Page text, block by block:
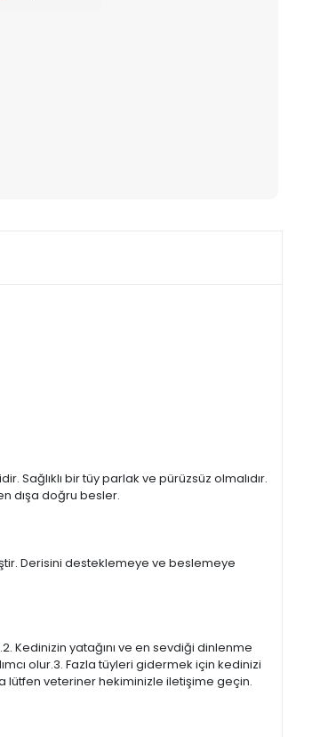
Sağlıklı bir tüy parlak ve pürüzsüz olmalıdır.
dışa doğru besler.
Derisini desteklemeye ve beslemeye
Kedinizin yatağını ve en sevdiği dinlenme
olur.3. Fazla tüyleri gidermek için kedinizi
lütfen veteriner hekiminizle iletişime geçin.